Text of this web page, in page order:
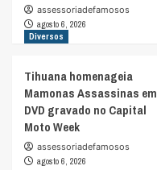
assessoriadefamosos
agosto 6, 2026
Diversos
Tihuana homenageia
Mamonas Assassinas em
DVD gravado no Capital
Moto Week
assessoriadefamosos
agosto 6, 2026